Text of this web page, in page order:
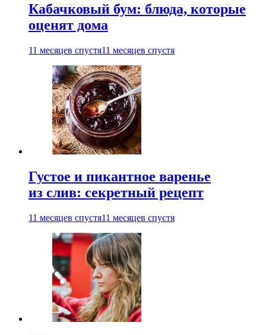
Кабачковый бум: блюда, которые
оценят дома
11 месяцев спустя11 месяцев спустя
Густое и пикантное варенье
из слив: секретный рецепт
11 месяцев спустя11 месяцев спустя